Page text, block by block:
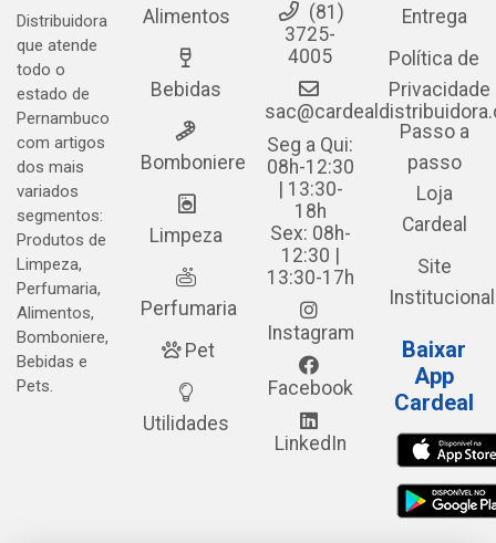
Distribuidora
que atende
todo o
estado de
Pernambuco
com artigos
dos mais
variados
segmentos:
Produtos de
Limpeza,
Perfumaria,
Alimentos,
Bomboniere,
Bebidas e
Pets.
Alimentos
Bebidas
Bomboniere
Limpeza
Perfumaria
Pet
Utilidades
(81)
3725-
4005
Seg a Qui:
08h-12:30
| 13:30-
18h
Sex: 08h-
12:30 |
13:30-17h
Instagram
Facebook
LinkedIn
Entrega
Política de
Privacidade
Passo a
passo
Loja
Cardeal
Site
Institucional
Baixar
App
Cardeal